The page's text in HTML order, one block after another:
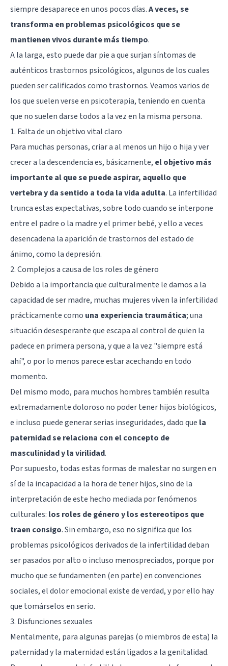
siempre desaparece en unos pocos días.A veces, se
transforma en problemas psicológicos que se
mantienen vivos durante más tiempo.
A la larga, esto puede dar pie a que surjan síntomas de
auténticos trastornos psicológicos, algunos de los cuales
pueden ser calificados como trastornos. Veamos varios de
los que suelen verse en psicoterapia, teniendo en cuenta
que no suelen darse todos a la vez en la misma persona.
1. Falta de un objetivo vital claro
Para muchas personas, criar a al menos un hijo o hija y ver
crecer a la descendencia es, básicamente, el objetivo más
importante al que se puede aspirar, aquello que
vertebra y da sentido a toda la vida adulta. La infertilidad
trunca estas expectativas, sobre todo cuando se interpone
entre el padre o la madre y el primer bebé, y ello a veces
desencadena la aparición de trastornos del estado de
ánimo, como ladepresión.
2. Complejos a causa de los roles de género
Debido a la importancia que culturalmente le damos a la
capacidad de ser madre, muchas mujeres viven la infertilidad
prácticamente como una experiencia traumática; una
situación desesperante que escapa al control de quien la
padece en primera persona, y que a la vez "siempre está
ahí", o por lo menos parece estar acechando en todo
momento.
Del mismo modo, para muchos hombres también resulta
extremadamente doloroso no poder tener hijos biológicos,
e incluso puede generar serias inseguridades, dado que la
paternidad se relaciona con el concepto de
masculinidad y la virilidad.
Por supuesto, todas estas formas de malestar no surgen en
sí de la incapacidad a la hora de tener hijos, sino de la
interpretación de este hecho mediada por fenómenos
culturales: los roles de género y los estereotipos que
traen consigo. Sin embargo, eso no significa que los
problemas psicológicos derivados de la infertilidad deban
ser pasados por alto o incluso menospreciados, porque por
mucho que se fundamenten (en parte) en convenciones
sociales, el dolor emocional existe de verdad, y por ello hay
que tomárselos en serio.
3. Disfunciones sexuales
Mentalmente, para algunas parejas (o miembros de esta) la
paternidad y la maternidad están ligados a la genitalidad.